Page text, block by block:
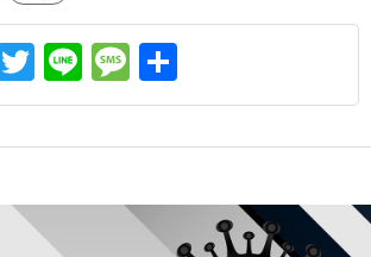
Facebook
TwitterLineMessage
有